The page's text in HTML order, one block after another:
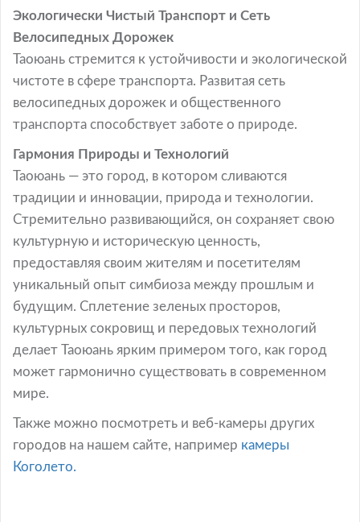
Экологически Чистый Транспорт и Сеть
Велосипедных Дорожек
Таоюань стремится к устойчивости и экологической
чистоте в сфере транспорта. Развитая сеть
велосипедных дорожек и общественного
транспорта способствует заботе о природе.
Гармония Природы и Технологий
Таоюань — это город, в котором сливаются
традиции и инновации, природа и технологии.
Стремительно развивающийся, он сохраняет свою
культурную и историческую ценность,
предоставляя своим жителям и посетителям
уникальный опыт симбиоза между прошлым и
будущим. Сплетение зеленых просторов,
культурных сокровищ и передовых технологий
делает Таоюань ярким примером того, как город
может гармонично существовать в современном
мире.
Также можно посмотреть и веб-камеры других
городов на нашем сайте, например камеры
Коголето.